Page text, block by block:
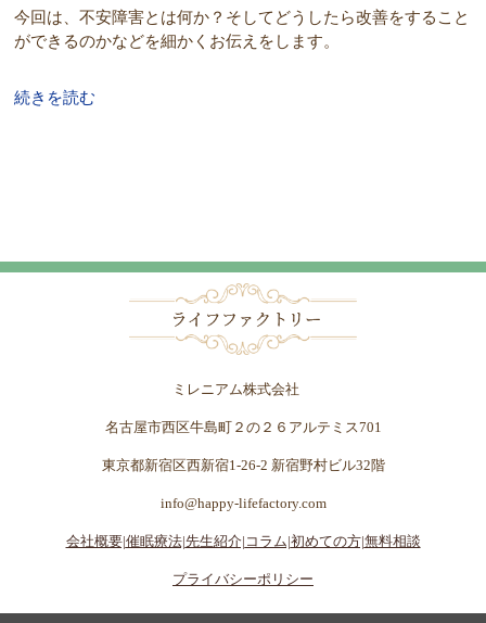
今回は、不安障害とは何か？そしてどうしたら改善をすること
ができるのかなどを細かくお伝えをします。
続きを読む
ミレニアム株式会社
名古屋市西区牛島町２の２６アルテミス701
東京都新宿区西新宿1-26-2 新宿野村ビル32階
info@happy-lifefactory.com
会社概要|催眠療法|先生紹介| コラム|初めての方|無料相談
プライバシーポリシー